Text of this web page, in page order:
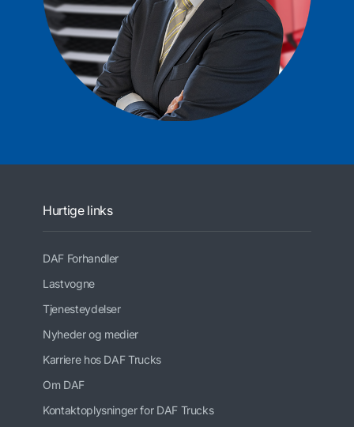
Hurtige links
DAF Forhandler
Lastvogne
Tjenesteydelser
Nyheder og medier
Karriere hos DAF Trucks
Om DAF
Kontaktoplysninger for DAF Trucks